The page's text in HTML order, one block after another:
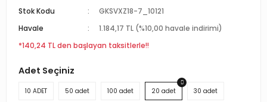
Standlı Terzi Mankenleri
Prova Mankeni
Terzi Mankenleri
mankenleri
Mankenleri
mankeni
Üniteleri
Tel Kancalar
Çekim Mankenleri
Stok Kodu
GKSVXZ18-7_10121
Havale
1.184,17 TL (%10,00 havale indirimi)
*140,24 TL den başlayan taksitlerle!!
Adet Seçiniz
10 ADET 50 adet 100 adet 20 adet 30 adet